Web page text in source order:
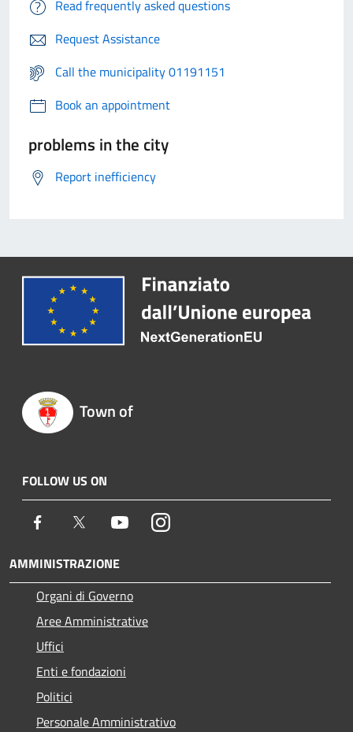
Read frequently asked questions
Request Assistance
Call the municipality 01191151
Book an appointment
problems in the city
Report inefficiency
Town of
FOLLOW US ON
Facebook Twitter YoutubeInstagram
AMMINISTRAZIONE
Organi di Governo
Aree Amministrative
Uffici
Enti e fondazioni
Politici
Personale Amministrativo